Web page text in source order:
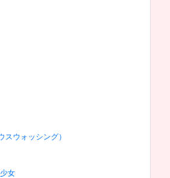
ウォッシング）
女